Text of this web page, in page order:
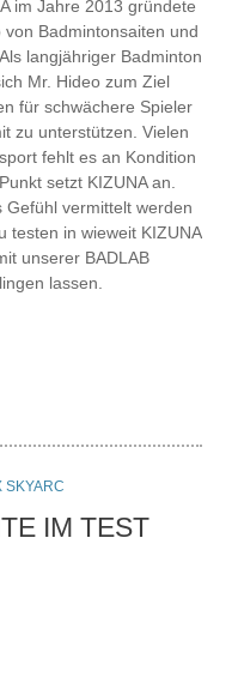
im Jahre 2013 gründete
Badmintonsaiten und
langjähriger Badminton
Mr. Hideo zum Ziel
für schwächere Spieler
zu unterstützen. Vielen
fehlt es an Kondition
setzt KIZUNA an.
Gefühl vermittelt werden
testen in wieweit KIZUNA
unserer BADLAB
lassen.
SKYARC
IM TEST